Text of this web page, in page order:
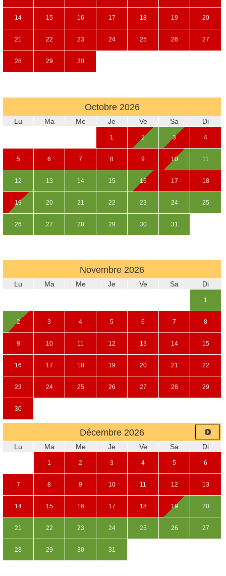
14 15 16 17 18 19 20
21 22 23 24 25 26 27
28 29 30
Octobre 2026
Lu Ma Me Je Ve Sa Di
1 2 3 4
5 6 7 8 9 10 11
12 13 14 15 16 17 18
19 20 21 22 23 24 25
26 27 28 29 30 31
Novembre 2026
Lu Ma Me Je Ve Sa Di
1
2 3 4 5 6 7 8
9 10 11 12 13 14 15
16 17 18 19 20 21 22
23 24 25 26 27 28 29
30
Décembre 2026
Lu Ma Me Je Ve Sa Di
1 2 3 4 5 6
7 8 9 10 11 12 13
14 15 16 17 18 19 20
21 22 23 24 25 26 27
28 29 30 31